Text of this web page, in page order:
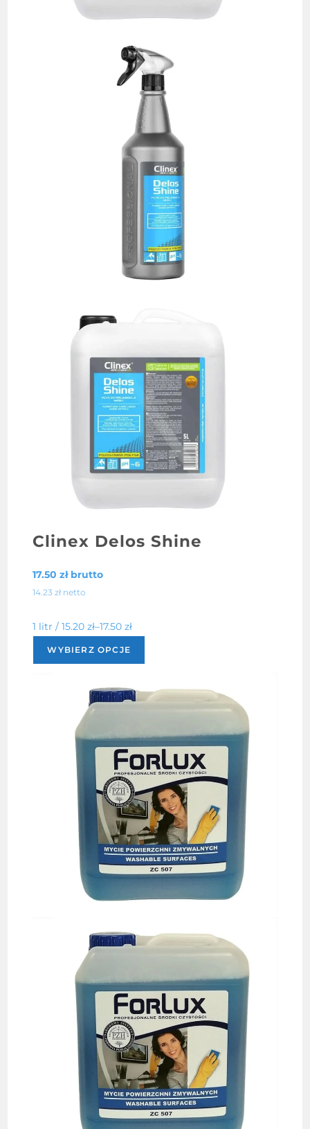
Clinex Delos Shine
17.50złbrutto
14.23 zł netto
1 litr / 15.20zł–17.50zł
WYBIERZ OPCJE
wiele
można
wybrać
stronie
produktu